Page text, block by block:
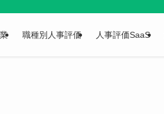
職種別人事評価 人事評価SaaS